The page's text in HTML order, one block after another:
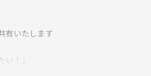
有いたします
！」